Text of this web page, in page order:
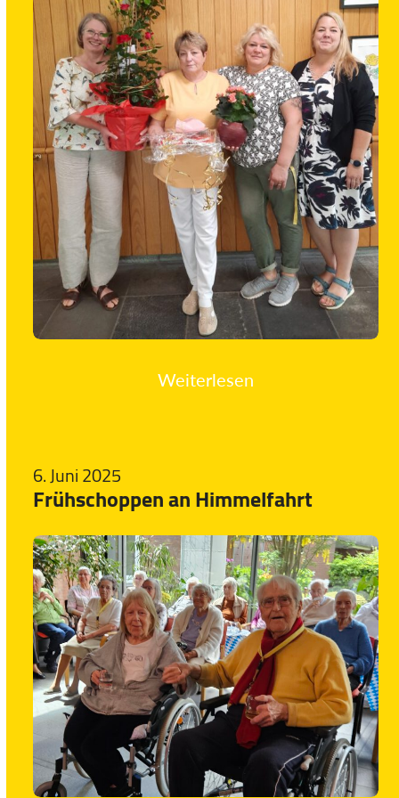
Weiterlesen
6. Juni 2025
Frühschoppen an Himmelfahrt